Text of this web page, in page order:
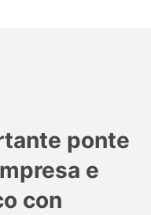
ponte
e
con